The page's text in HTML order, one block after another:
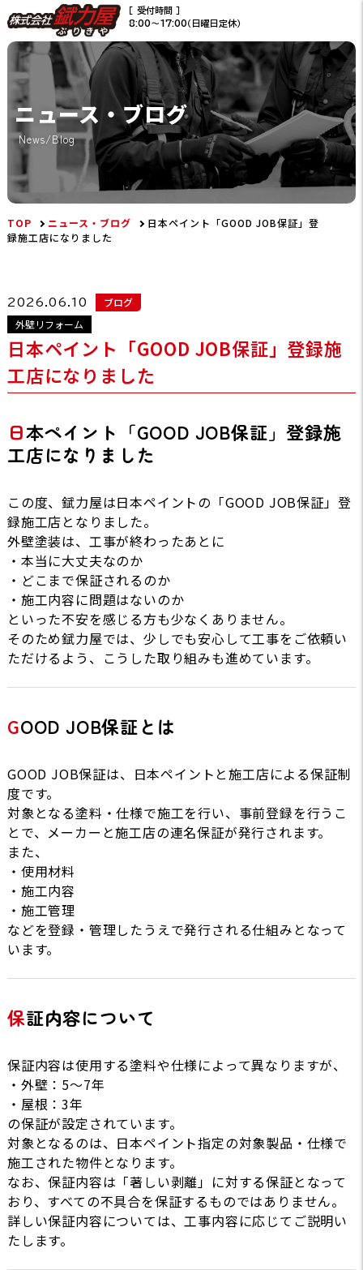
［ 受付時間 ］
8:00〜17:00（日曜日定休）
ニュース・ブログ
News/Blog
TOP ニュース・ブログ
日本ペイント「GOOD JOB保証」登
録施工店になりました
2026.06.10
ブログ
外壁リフォーム
日本ペイント「GOOD JOB保証」登録施
工店になりました
日本ペイント「GOOD JOB保証」登録施
工店になりました
この度、錻力屋は日本ペイントの「GOOD JOB保証」登
録施工店となりました。
外壁塗装は、工事が終わったあとに
・本当に大丈夫なのか
・どこまで保証されるのか
・施工内容に問題はないのか
といった不安を感じる方も少なくありません。
そのため錻力屋では、少しでも安心して工事をご依頼い
ただけるよう、こうした取り組みも進めています。
GOOD JOB保証とは
GOOD JOB保証は、日本ペイントと施工店による保証制
度です。
対象となる塗料・仕様で施工を行い、事前登録を行うこ
とで、メーカーと施工店の連名保証が発行されます。
また、
・使用材料
・施工内容
・施工管理
などを登録・管理したうえで発行される仕組みとなって
います。
保証内容について
保証内容は使用する塗料や仕様によって異なりますが、
・外壁：5〜7年
・屋根：3年
の保証が設定されています。
対象となるのは、日本ペイント指定の対象製品・仕様で
施工された物件となります。
なお、保証内容は「著しい剥離」に対する保証となって
おり、すべての不具合を保証するものではありません。
詳しい保証内容については、工事内容に応じてご説明い
たします。